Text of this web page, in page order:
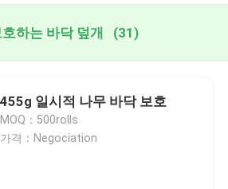
하는 바닥 덮개 (31)
455g 일시적 나무 바닥 보호
MOQ：500rolls
가격：Negociation